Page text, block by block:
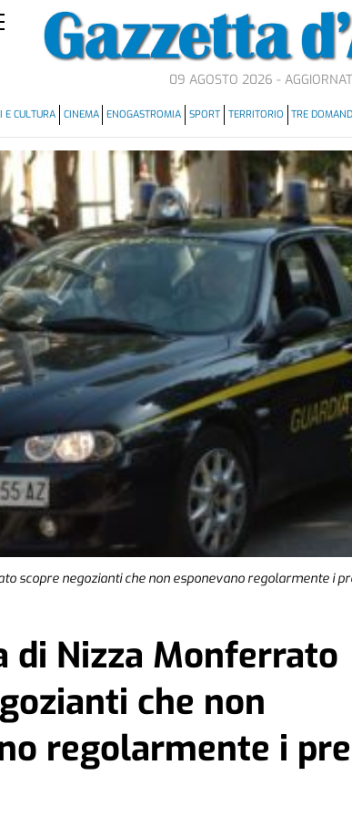
09 AGOSTO 2026 -
E CULTURA CINEMA ENOGASTROMIA SPORT TERRITORIO TRE
scopre negozianti che non esponevano regolarmente i
di Nizza Monferrato
che non
regolarmente i